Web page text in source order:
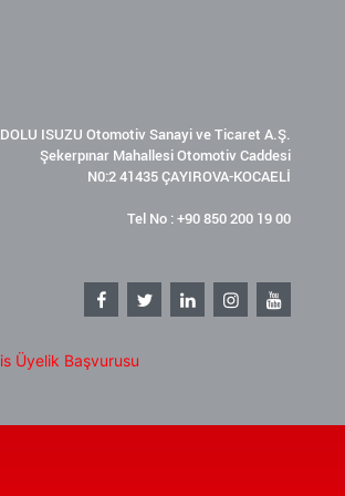
ISUZU Otomotiv Sanayi ve Ticaret A.Ş.
Şekerpınar Mahallesi Otomotiv Caddesi
N0:2 41435 ÇAYIROVA-KOCAELİ
Tel No : +90 850 200 19 00
Üyelik Başvurusu